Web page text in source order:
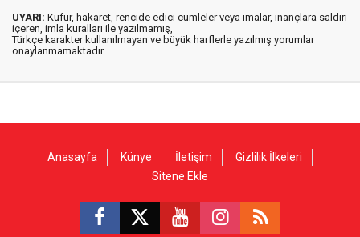
UYARI: Küfür, hakaret, rencide edici cümleler veya imalar, inançlara saldırı
içeren, imla kuralları ile yazılmamış,
Türkçe karakter kullanılmayan ve büyük harflerle yazılmış yorumlar
onaylanmamaktadır.
Anasayfa Künye İletişim
Gizlilik İlkeleri
Sitene Ekle